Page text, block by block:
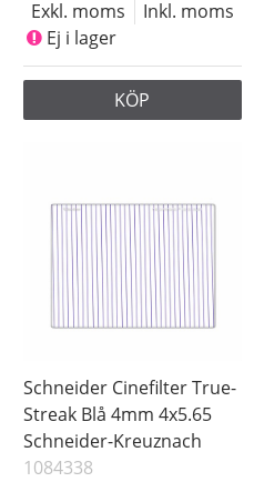
Pris
Ej i lager
Exkl. moms
Inkl. moms
Ej i lager
KÖP
Schneider Cinefilter True-
Streak Blå 4mm 4x5.65
Schneider-Kreuznach
1084338